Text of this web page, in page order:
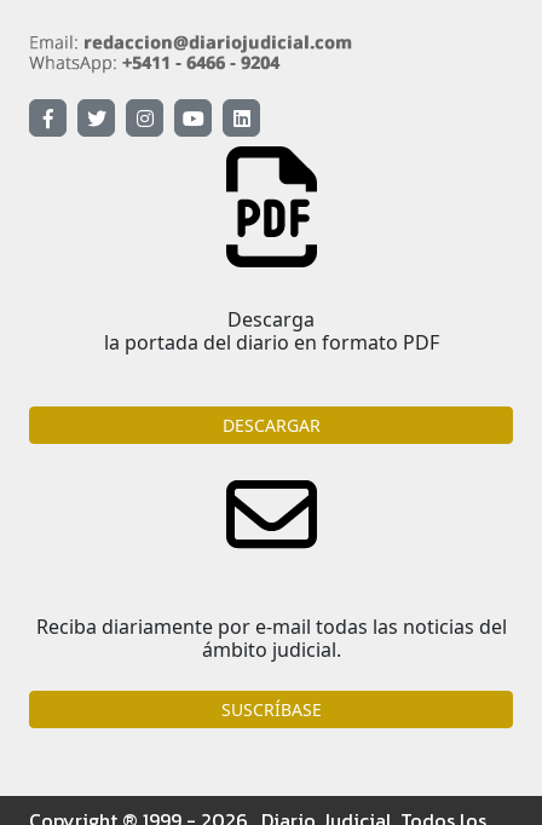
Descarga
la portada del diario en formato PDF
DESCARGAR
Reciba diariamente por e-mail todas las noticias del
ámbito judicial.
SUSCRÍBASE